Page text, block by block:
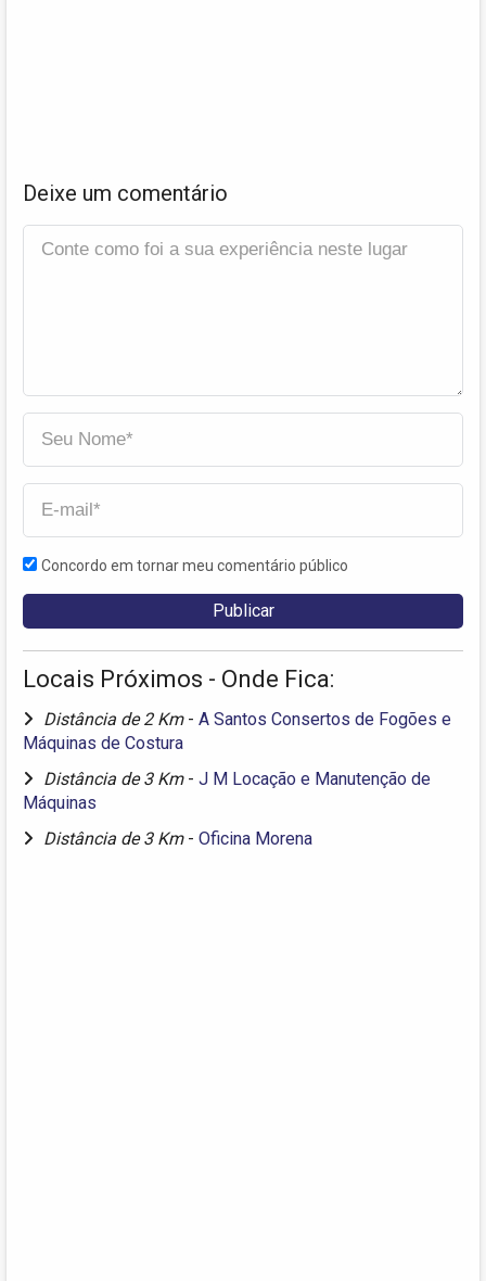
Deixe um comentário
Concordo em tornar meu comentário público
Locais Próximos - Onde Fica:
Distância de 2 Km - A Santos Consertos de Fogões e
Máquinas de Costura
Distância de 3 Km - J M Locação e Manutenção de
Máquinas
Distância de 3 Km - Oficina Morena